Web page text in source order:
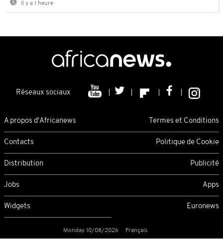
Il y a 1 heure
Réseaux sociaux
A propos d'Africanews Termes et Conditions
Contacts Politique de Cookie
Distribution Publicité
Jobs Apps
Widgets Euronews
Monday 10/08/2026